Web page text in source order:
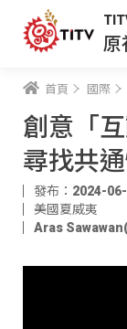
原
首頁 國際
創意「
尋找共
發布：2024-
美國夏威夷
Aras